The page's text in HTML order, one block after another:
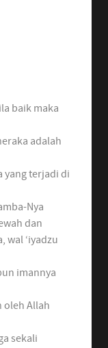
baik maka
adalah
yang terjadi di
Nya
dan
wal ‘iyadzu
imannya
oleh Allah
sekali